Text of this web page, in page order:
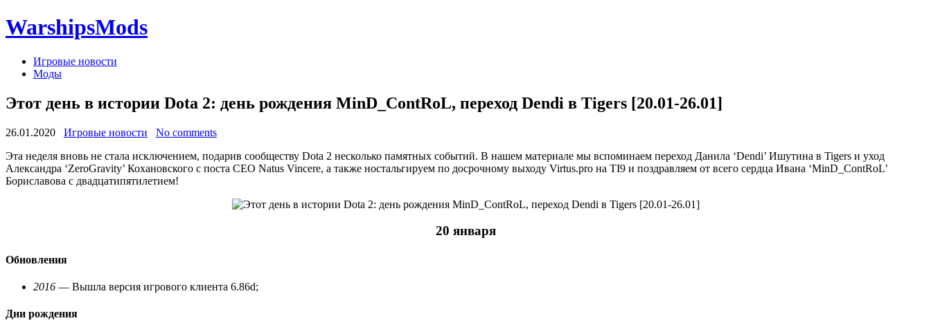
WarshipsMods
Игровые новости
Моды
Этот день в истории Dota 2: день рождения MinD_ContRoL, переход Dendi в Tigers [20.01-26.01]
26.01.2020 Игровые новости
No comments
Эта неделя вновь не стала исключением, подарив сообществу Dota 2 несколько памятных событий. В нашем материале мы вспоминаем переход Данила ‘Dendi’ Ишутина в Tigers и уход
Александра ‘ZeroGravity’ Кохановского с поста СЕО Natus Vincere, а также ностальгируем по досрочному выходу Virtus.pro на TI9 и поздравляем от всего сердца Ивана ‘MinD_ContRoL’
Бориславова с двадцатипятилетием!
20 января
Обновления
2016 — Вышла версия игрового клиента 6.86d;
Дни рождения